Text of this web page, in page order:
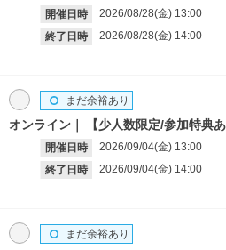
開催日時 2026/08/28(金) 13:00
終了日時
2026/08/28(金) 14:00
オンライン 【少人数限定/参加特典
開催日時 2026/09/04(金) 13:00
終了日時
2026/09/04(金) 14:00
まだ余裕あり
まだ余裕あり